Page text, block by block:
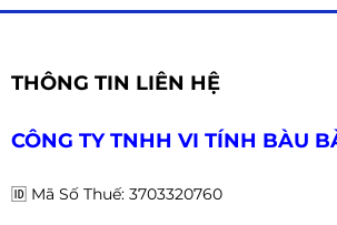
THÔNG TIN LIÊN HỆ
CÔNG TY TNHH VI TÍNH BÀU
🆔 Mã Số Thuế: 3703320760